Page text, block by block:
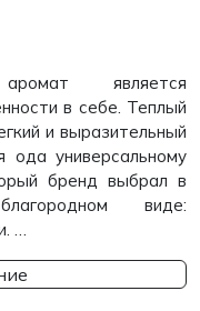
является
в себе. Теплый
и выразительный
универсальному
бренд выбрал в
виде:
…